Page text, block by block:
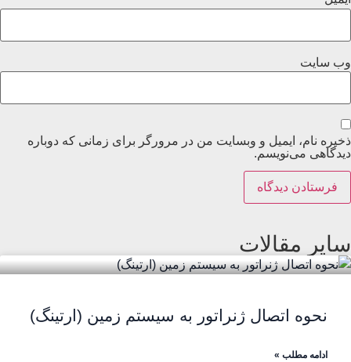
وب‌ سایت
ذخیره نام، ایمیل و وبسایت من در مرورگر برای زمانی که دوباره
دیدگاهی می‌نویسم.
سایر مقالات
نحوه اتصال ژنراتور به سیستم زمین (ارتینگ)
ادامه مطلب »